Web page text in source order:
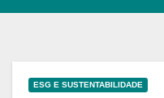
ESG E SUSTENTABILIDADE